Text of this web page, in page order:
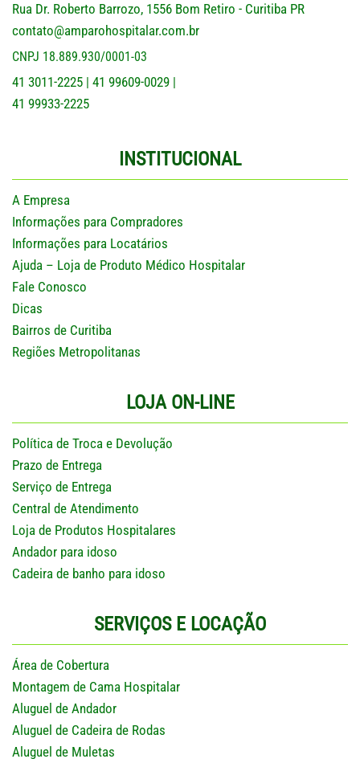
Rua Dr. Roberto Barrozo, 1556 Bom Retiro - Curitiba PR
contato@amparohospitalar.com.br
CNPJ 18.889.930/0001-03
41 3011-2225 | 41 99609-0029 |
41 99933-2225
INSTITUCIONAL
A Empresa
Informações para Compradores
Informações para Locatários
Ajuda – Loja de Produto Médico Hospitalar
Fale Conosco
Dicas
Bairros de Curitiba
Regiões Metropolitanas
LOJA ON-LINE
Política de Troca e Devolução
Prazo de Entrega
Serviço de Entrega
Central de Atendimento
Loja de Produtos Hospitalares
Andador para idoso
Cadeira de banho para idoso
SERVIÇOS E LOCAÇÃO
Área de Cobertura
Montagem de Cama Hospitalar
Aluguel de Andador
Aluguel de Cadeira de Rodas
Aluguel de Muletas